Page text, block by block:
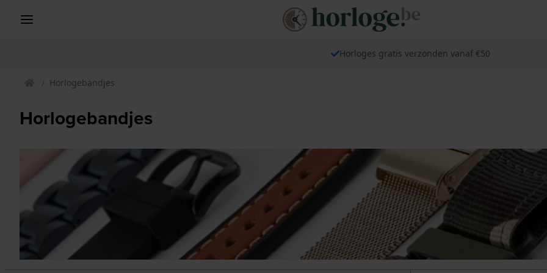
Horloges gratis verzonden vanaf €50
Horlogebandjes
Horlogebandjes